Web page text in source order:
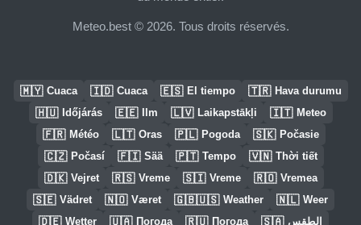
Meteo.best © 2026. Tous droits réservés.
🇲🇾 Cuaca 🇮🇩 Cuaca 🇪🇸 El tiempo 🇹🇷 Hava durumu
🇭🇺 Időjárás 🇪🇪 Ilm 🇱🇻 Laikapstākļi 🇮🇹 Meteo
🇫🇷 Météo 🇱🇹 Oras 🇵🇱 Pogoda 🇸🇰 Počasie
🇨🇿 Počasí 🇫🇮 Sää 🇵🇹 Tempo 🇻🇳 Thời tiết
🇩🇰 Vejret 🇷🇸 Vreme 🇸🇮 Vreme 🇷🇴 Vremea
🇸🇪 Vädret 🇳🇴 Været 🇬🇧🇺🇸 Weather 🇳🇱 Weer
🇩🇪 Wetter 🇺🇦 Погода 🇷🇺 Погода 🇸🇦 الطقس